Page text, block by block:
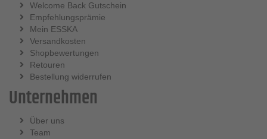
Welcome Back Gutschein
Empfehlungsprämie
Mein ESSKA
Versandkosten
Shopbewertungen
Retouren
Bestellung widerrufen
Unternehmen
Über uns
Team